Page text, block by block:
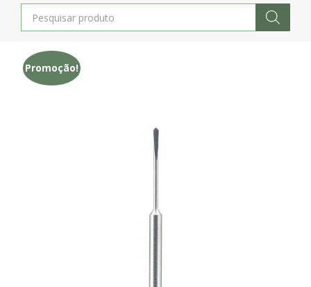
Products
search
Promoção!